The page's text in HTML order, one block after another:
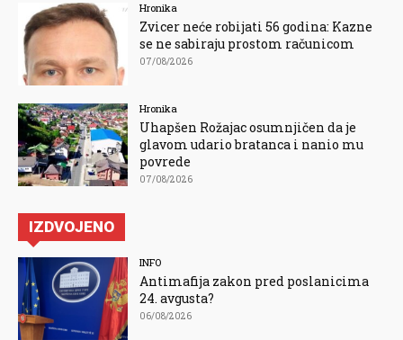
Hronika
Zvicer neće robijati 56 godina: Kazne
se ne sabiraju prostom računicom
07/08/2026
Hronika
Uhapšen Rožajac osumnjičen da je
glavom udario bratanca i nanio mu
povrede
07/08/2026
IZDVOJENO
INFO
Antimafija zakon pred poslanicima
24. avgusta?
06/08/2026